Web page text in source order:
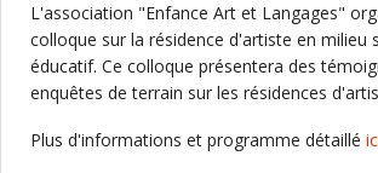
L'association "Enfance Art et Langages"
colloque sur la résidence d'artiste en milieu
éducatif. Ce colloque présentera des
enquêtes de terrain sur les résidences
Plus d'informations et programme détaillé